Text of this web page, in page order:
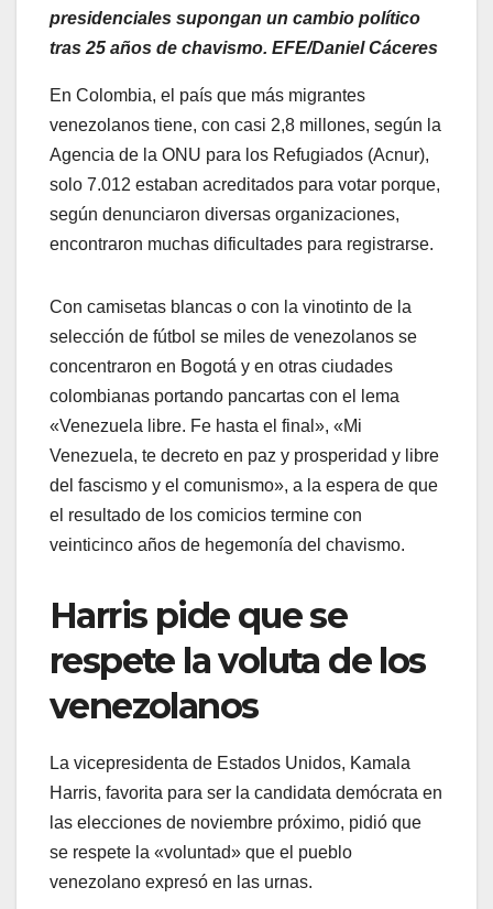
presidenciales supongan un cambio político
tras 25 años de chavismo. EFE/Daniel Cáceres
En Colombia, el país que más migrantes
venezolanos tiene, con casi 2,8 millones, según la
Agencia de la ONU para los Refugiados (Acnur),
solo 7.012 estaban acreditados para votar porque,
según denunciaron diversas organizaciones,
encontraron muchas dificultades para registrarse.
Con camisetas blancas o con la vinotinto de la
selección de fútbol se miles de venezolanos se
concentraron en Bogotá y en otras ciudades
colombianas portando pancartas con el lema
«Venezuela libre. Fe hasta el final», «Mi
Venezuela, te decreto en paz y prosperidad y libre
del fascismo y el comunismo», a la espera de que
el resultado de los comicios termine con
veinticinco años de hegemonía del chavismo.
Harris pide que se
respete la voluta de los
venezolanos
La vicepresidenta de Estados Unidos, Kamala
Harris, favorita para ser la candidata demócrata en
las elecciones de noviembre próximo, pidió que
se respete la «voluntad» que el pueblo
venezolano expresó en las urnas.